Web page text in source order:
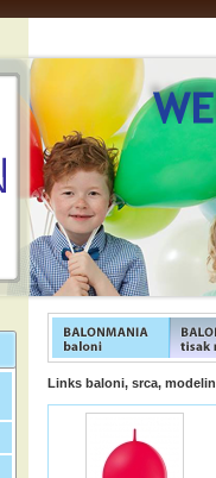
Links baloni, srca,